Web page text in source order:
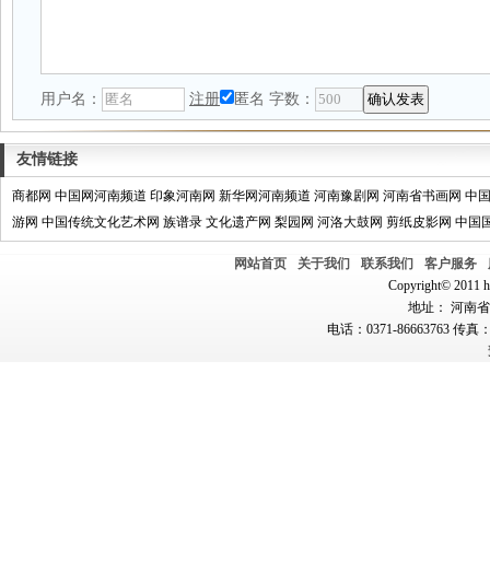
用户名： 注册 匿名 字数：
友情链接
商都网 中国网河南频道 印象河南网 新华网河南频道 河南豫剧网 河南省书画网 中
游网 中国传统文化艺术网 族谱录 文化遗产网 梨园网 河洛大鼓网 剪纸皮影网 中国
网站首页 关于我们 联系我们 客户服务
Copyright© 2011
地址： 河南
电话：0371-86663763 传真